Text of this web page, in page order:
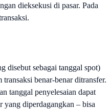
dieksekusi di pasar. Pada
disebut sebagai tanggal spot)
benar-benar ditransfer.
tanggal penyelesaian dapat
yang diperdagangkan – bisa